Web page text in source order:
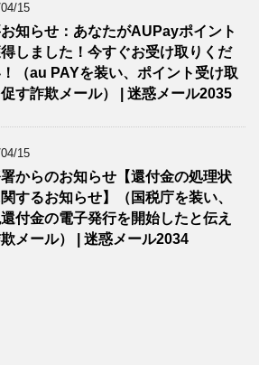
15
知らせ：あなたがAUPayポイント
しました！今すぐお受け取りくだ
（au PAYを装い、ポイント受け取
促す詐欺メール） | 迷惑メール2035
15
からのお知らせ【還付金の処理状
するお知らせ】（国税庁を装い、
還付金の電子発行を開始したと伝え
メール） | 迷惑メール2034